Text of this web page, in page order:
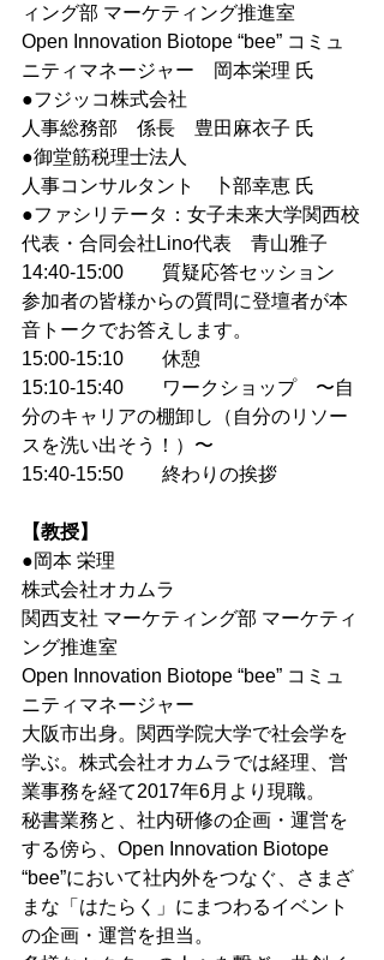
ィング部 マーケティング推進室
Open Innovation Biotope “bee” コミュ
ニティマネージャー　岡本栄理 氏
●フジッコ株式会社
人事総務部　係長　豊田麻衣子 氏
●御堂筋税理士法人
人事コンサルタント　卜部幸恵 氏
●ファシリテータ：女子未来大学関西校
代表・合同会社Lino代表　青山雅子
14:40-15:00　　質疑応答セッション
参加者の皆様からの質問に登壇者が本
音トークでお答えします。
15:00-15:10　　休憩
15:10-15:40　　ワークショップ　〜自
分のキャリアの棚卸し（自分のリソー
スを洗い出そう！）〜
15:40-15:50　　終わりの挨拶
【教授】
●岡本 栄理
株式会社オカムラ
関西支社 マーケティング部 マーケティ
ング推進室
Open Innovation Biotope “bee” コミュ
ニティマネージャー
大阪市出身。関西学院大学で社会学を
学ぶ。株式会社オカムラでは経理、営
業事務を経て2017年6月より現職。
秘書業務と、社内研修の企画・運営を
する傍ら、Open Innovation Biotope
“bee”において社内外をつなぐ、さまざ
まな「はたらく」にまつわるイベント
の企画・運営を担当。